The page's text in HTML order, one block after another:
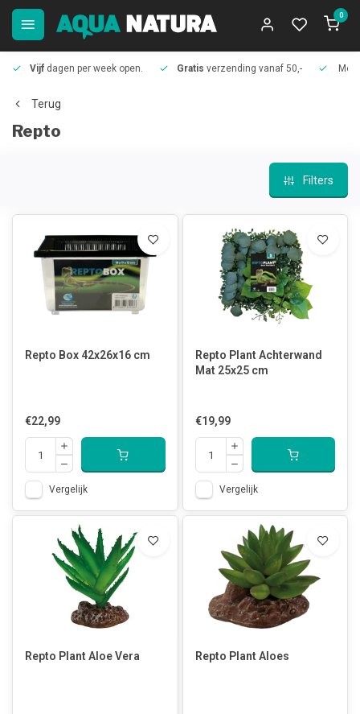
0
Vijf dagen per week open. Gratis verzending vanaf 50,-
Terug
Repto
Filters
Repto Box 42x26x16 cm
€22,99
Vergelijk
Repto Plant Achterwand
Mat 25x25 cm
€19,99
Vergelijk
Repto Plant Aloe Vera Repto Plant Aloes